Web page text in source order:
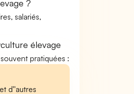
?
salariés,
élevage
pratiquées :
d''autres